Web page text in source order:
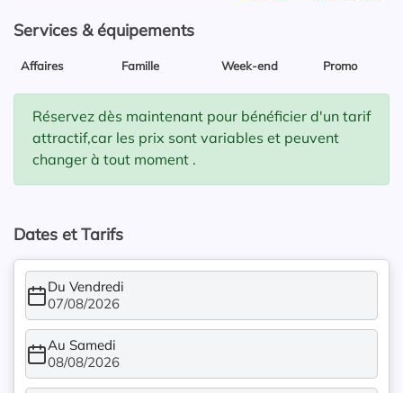
Services & équipements
Affaires Famille Week-end Promo
Réservez dès maintenant pour bénéficier d'un tarif
attractif,car les prix sont variables et peuvent
changer à tout moment .
Dates et Tarifs
Du Vendredi
07/08/2026
Au Samedi
08/08/2026